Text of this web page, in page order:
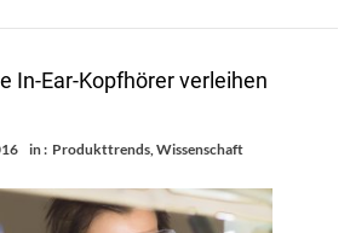
In-Ear-Kopfhörer verleihen
in : Produkttrends Wissenschaft